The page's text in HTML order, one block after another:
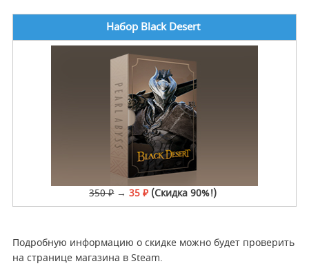
Набор Black Desert
350 ₽→35 ₽(Скидка 90%!)
Подробную информацию о скидке можно будет проверить
на странице магазина в Steam.